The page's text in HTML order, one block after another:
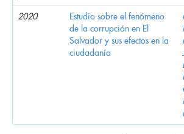
2020
Estudio sobre el fenómeno
de la corrupción en El
Salvador y sus efectos en la
ciudadanía